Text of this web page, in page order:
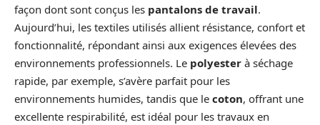
façon dont sont conçus les pantalons de travail.
Aujourd’hui, les textiles utilisés allient résistance, confort et
fonctionnalité, répondant ainsi aux exigences élevées des
environnements professionnels. Le polyester à séchage
rapide, par exemple, s’avère parfait pour les
environnements humides, tandis que le coton, offrant une
excellente respirabilité, est idéal pour les travaux en